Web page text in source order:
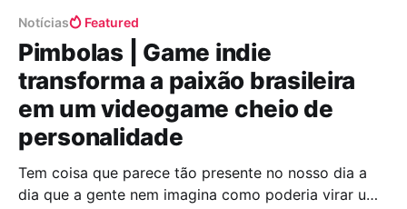
Notícias Featured
Pimbolas | Game indie
transforma a paixão brasileira
em um videogame cheio de
personalidade
Tem coisa que parece tão presente no nosso dia a
dia que a gente nem imagina como poderia virar um